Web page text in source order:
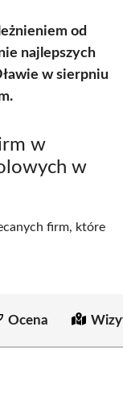
od
najlepszych
w sierpniu
w
w
firm, które
Ocena